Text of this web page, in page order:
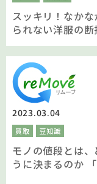
スッキリ！なかな
られない洋服の断
コツをご紹介しま
2023.03.04
買取 豆知識
モノの値段とは、
うに決まるのか